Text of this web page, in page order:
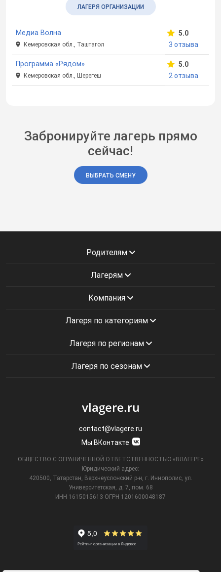
ЛАГЕРЯ ОРГАНИЗАЦИИ
Медиа Волна
Кемеровская обл., Таштагол
5.0
3 отзыва
Программа «Рядом»
Кемеровская обл., Шерегеш
5.0
2 отзыва
Забронируйте лагерь прямо
сейчас!
ВЫБРАТЬ СМЕНУ
Родителям
Лагерям
Компания
Лагеря по категориям
Лагеря по регионам
Лагеря по сезонам
vlagere.ru
contact@vlagere.ru
Мы ВКонтакте
ОБЩЕСТВО С ОГРАНИЧЕННОЙ ОТВЕТСТВЕННОСТЬЮ «ВЛАГЕРЕ»
Юридический адрес:
420500, Татарстан, Верхнеуслонский р-н, г. Иннополис, ул.
Университетская,
д. 7, пом. 68
ИНН 1615015613 ОГРН 1201600048187